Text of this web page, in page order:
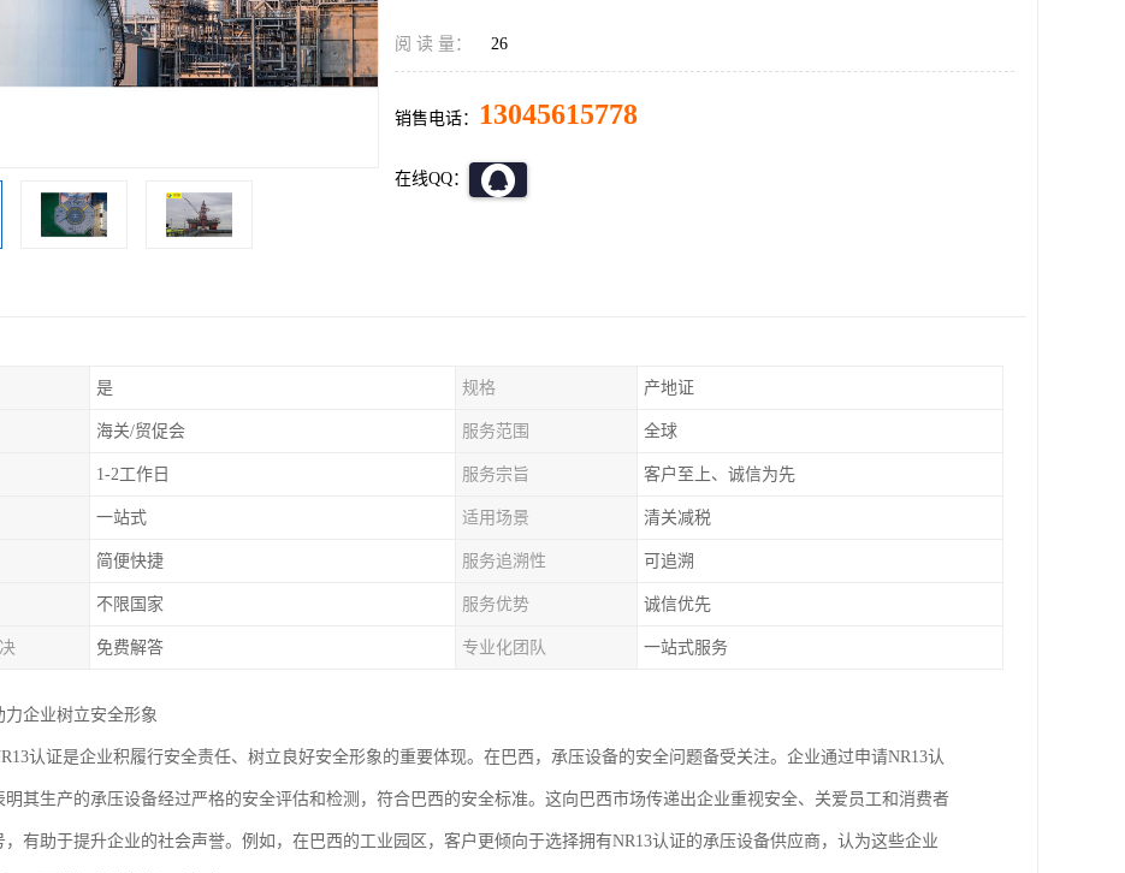
阅 读 量： 26
销售电话： 13045615778
在线QQ：
是 规格 产地证
海关/贸促会 服务范围 全球
1-2工作日 服务宗旨 客户至上、诚信为先
一站式 适用场景 清关减税
简便快捷 服务追溯性 可追溯
不限国家 服务优势 诚信优先
免费解答 专业化团队 一站式服务
力企业树立安全形象
认证是企业积履行安全责任、树立良好安全形象的重要体现。在巴西，承压设备的安全问题备受关注。企业通过申请NR13认
明其生产的承压设备经过严格的安全评估和检测，符合巴西的安全标准。这向巴西市场传递出企业重视安全、关爱员工和消费者
，有助于提升企业的社会声誉。例如，在巴西的工业园区，客户更倾向于选择拥有NR13认证的承压设备供应商，认为这些企业